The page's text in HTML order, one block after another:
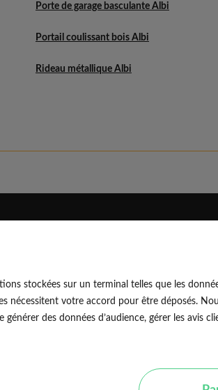
Porte de garage basculante Albi
Portail coulissant bois Albi
Rideau métallique Albi
Rejoindre notre équipe
Blog
Blog
Avis
stockées sur un terminal telles que les
nécessitent votre accord pour être déposés.
des données d’audience, gérer les avis